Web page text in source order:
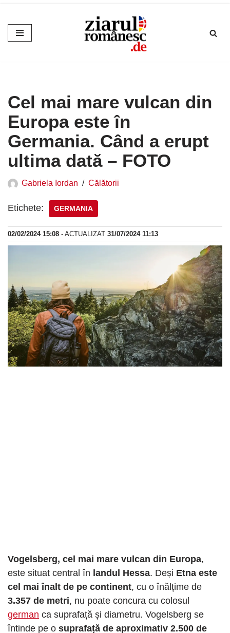
Sari
la
Cel mai mare vulcan din
Europa este în
Germania. Când a erupt
ultima dată – FOTO
Gabriela Iordan Călătorii
Etichete: GERMANIA
02/02/2024 15:08 - ACTUALIZAT 31/07/2024 11:13
Vogelsberg, cel mai mare vulcan din Europa,
este situat central în landul Hessa. Deși Etna este
cel mai înalt de pe continent, cu o înălțime de
3.357 de metri, nu poate concura cu colosul
german ca suprafață și diametru. Vogelsberg se
întinde pe o suprafață de aproximativ 2.500 de